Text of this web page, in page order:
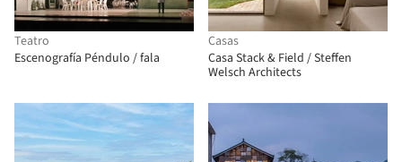
Teatro
Escenografía Péndulo / fala
Casas
Casa Stack & Field / Steffen
Welsch Architects